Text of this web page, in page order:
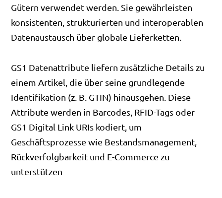
Gütern verwendet werden. Sie gewährleisten
konsistenten, strukturierten und interoperablen
Datenaustausch über globale Lieferketten.
GS1 Datenattribute liefern zusätzliche Details zu
einem Artikel, die über seine grundlegende
Identifikation (z. B. GTIN) hinausgehen. Diese
Attribute werden in Barcodes, RFID-Tags oder
GS1 Digital Link URIs kodiert, um
Geschäftsprozesse wie Bestandsmanagement,
Rückverfolgbarkeit und E-Commerce zu
unterstützen